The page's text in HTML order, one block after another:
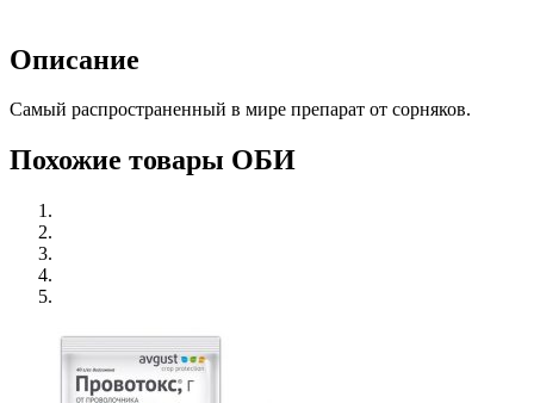
Описание
Самый распространенный в мире препарат от сорняков.
Похожие товары ОБИ